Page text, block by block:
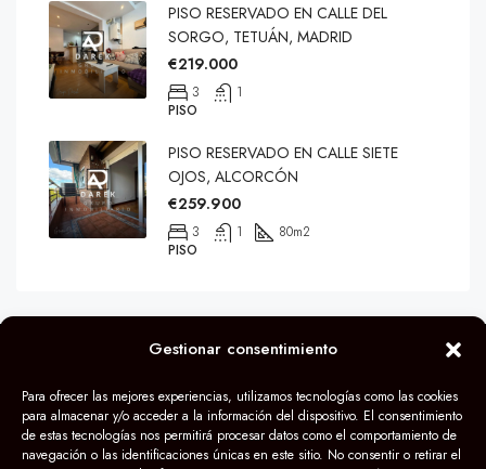
Gestionar consentimiento
Para ofrecer las mejores experiencias, utilizamos tecnologías como las cookies
para almacenar y/o acceder a la información del dispositivo. El consentimiento
de estas tecnologías nos permitirá procesar datos como el comportamiento de
navegación o las identificaciones únicas en este sitio. No consentir o retirar el
PISO RESERVADO EN CALLE DEL
SORGO, TETUÁN, MADRID
€219.000
3
1
PISO
PISO RESERVADO EN CALLE SIETE
OJOS, ALCORCÓN
€259.900
3 1 80m2
PISO
© Grupo Darek 2024